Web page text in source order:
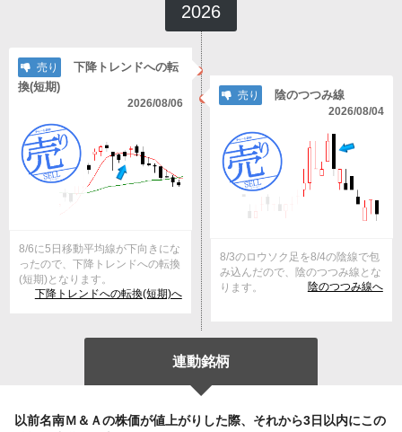
2026
売り
下降トレンドへの転
換(短期)
2026/08/06
8/6に5日移動平均線が下向きにな
ったので、下降トレンドへの転換
(短期)となります。
下降トレンドへの転換(短期)へ
売り 陰のつつみ線
2026/08/04
8/3のロウソク足を8/4の陰線で包
み込んだので、陰のつつみ線とな
ります。
陰のつつみ線へ
連動銘柄
以前名南Ｍ＆Ａの株価が値上がりした際、それから3日以内にこの